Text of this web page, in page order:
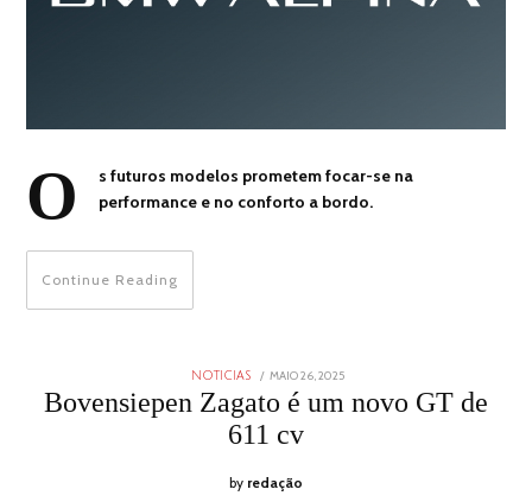
O
s futuros modelos prometem focar-se na
performance e no conforto a bordo.
Continue Reading
NOTICIAS
POSTED
MAIO 26, 2025MAIO
2025
Bovensiepen Zagato é um novo GT de
611 cv
by redação